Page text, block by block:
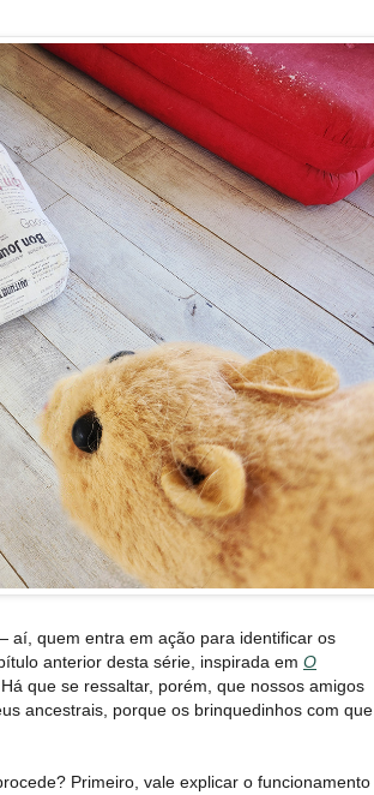
aí, quem entra em ação para identificar os
anterior desta série, inspirada em O
Há que se ressaltar, porém, que nossos amigos
ancestrais, porque os brinquedinhos com que
Primeiro, vale explicar o funcionamento